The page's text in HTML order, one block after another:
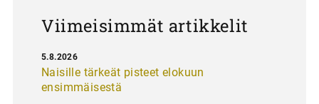
Viimeisimmät artikkelit
Naisille tärkeät pisteet elokuun
ensimmäisestä
5.8.2026